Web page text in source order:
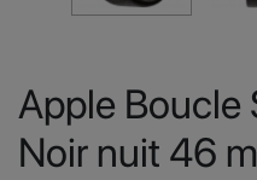
Apple Boucle
Noir nuit 46